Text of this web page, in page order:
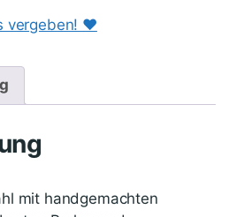
vergeben! ♥️
mit handgemachten